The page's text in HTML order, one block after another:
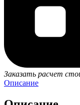
Заказать расчет
Описание